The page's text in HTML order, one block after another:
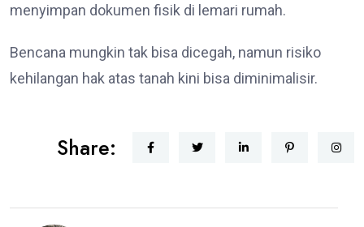
menyimpan dokumen fisik di lemari rumah.
Bencana mungkin tak bisa dicegah, namun risiko
kehilangan hak atas tanah kini bisa diminimalisir.
Share: